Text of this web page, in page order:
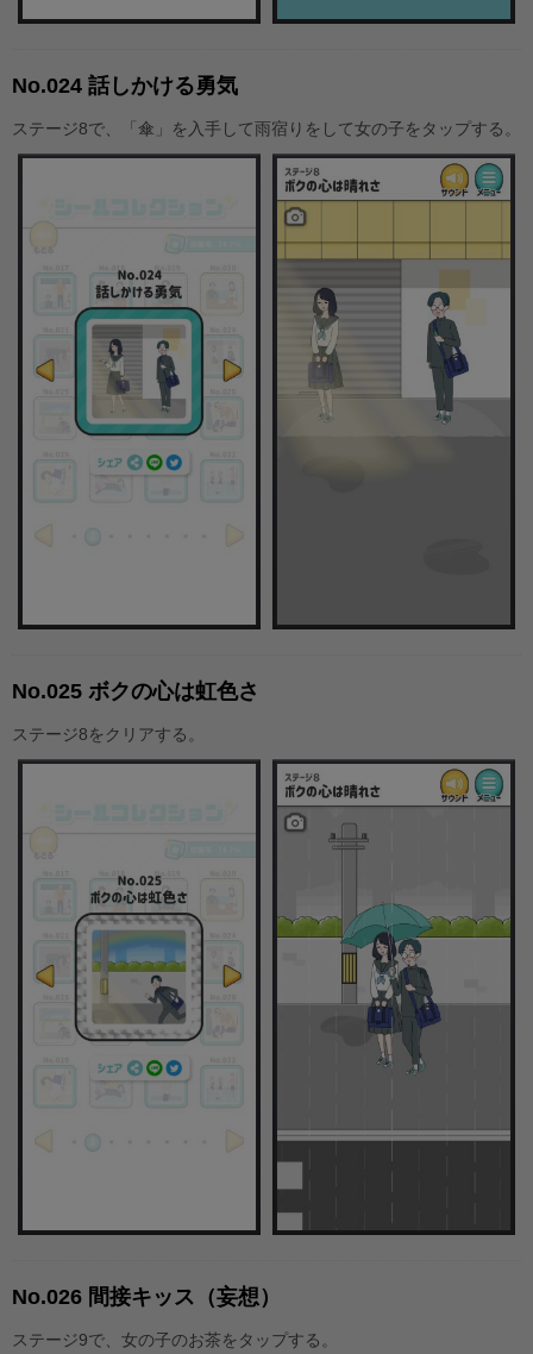
No.024 話しかける勇気
ステージ8で、「傘」を入手して雨宿りをして女の子をタップする。
No.025 ボクの心は虹色さ
ステージ8をクリアする。
No.026 間接キッス（妄想）
ステージ9で、女の子のお茶をタップする。